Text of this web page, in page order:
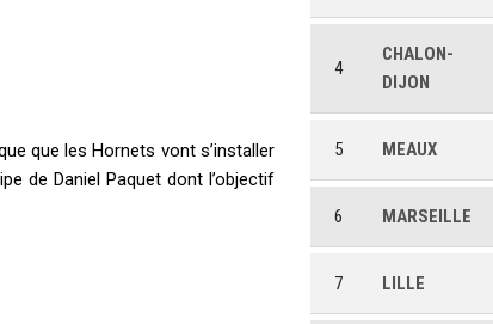
que les Hornets vont s’installer
de Daniel Paquet dont l’objectif
4
CHALON-
DIJON
5 MEAUX
6 MARSEILLE
7 LILLE